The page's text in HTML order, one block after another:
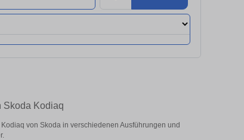
Skoda Kodiaq
von Skoda in verschiedenen Ausführungen und